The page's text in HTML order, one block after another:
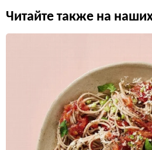
Читайте также на